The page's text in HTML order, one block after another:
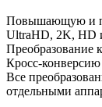
Повышающую и
UltraHD, 2K, HD
Преобразование
Кросс-
Все
отдельными